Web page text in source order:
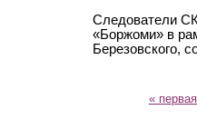
Следователи
«Боржоми» в
Березовского,
« первая